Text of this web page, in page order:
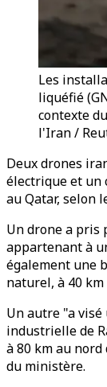
Les
liquéfié
contexte
l'Iran /
Deux drones
électrique et un
au Qatar, selon
Un drone a pris
appartenant à
également une
naturel, à 40 km
Un autre "a
industrielle de
à 80 km au
du ministère.